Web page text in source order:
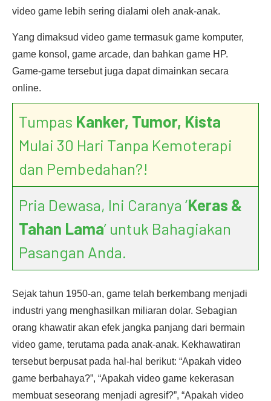
video game lebih sering dialami oleh anak-anak.
Yang dimaksud video game termasuk game komputer,
game konsol, game arcade, dan bahkan game HP.
Game-game tersebut juga dapat dimainkan secara
online.
Tumpas Kanker, Tumor, Kista
Mulai 30 Hari Tanpa Kemoterapi
dan Pembedahan?!
Pria Dewasa, Ini Caranya ‘Keras &
Tahan Lama’ untuk Bahagiakan
Pasangan Anda.
Sejak tahun 1950-an, game telah berkembang menjadi
industri yang menghasilkan miliaran dolar. Sebagian
orang khawatir akan efek jangka panjang dari bermain
video game, terutama pada anak-anak. Kekhawatiran
tersebut berpusat pada hal-hal berikut: “Apakah video
game berbahaya?”, “Apakah video game kekerasan
membuat seseorang menjadi agresif?”, “Apakah video